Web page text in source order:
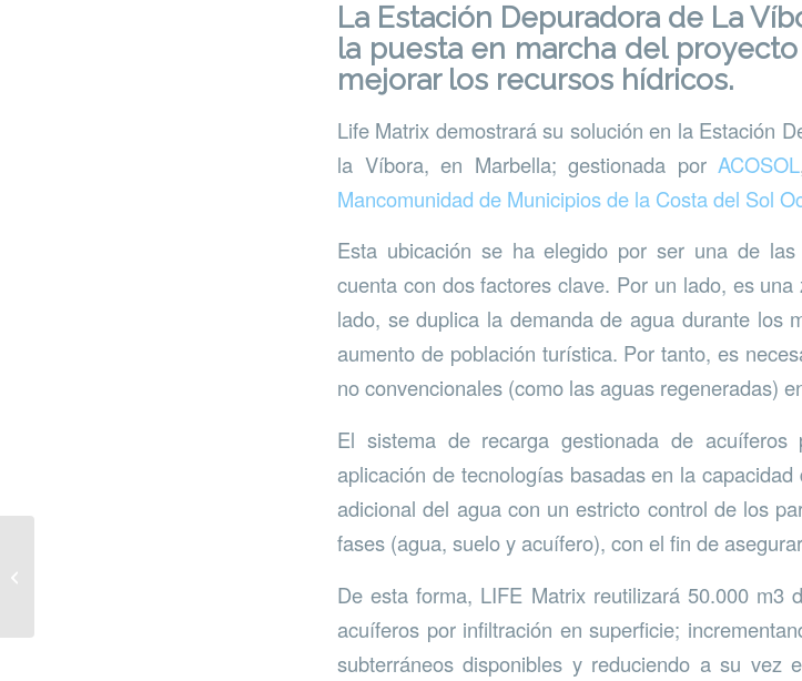
La Estación Depuradora de La
la puesta en marcha del
mejorar los recursos hídricos.
Life Matrix demostrará su solución en la Estación
la Víbora, en Marbella; gestionada porACOSOL
Mancomunidad de Municipios de la Costa del Sol
Esta ubicación se ha elegido por ser una de
cuenta con dos factores clave. Por un lado, es
lado, se duplica la demanda de agua durante los
aumento de población turística. Por tanto, es
no convencionales (como las aguas regeneradas)
El sistema de recarga gestionada de
aplicación de tecnologías basadas en la
adicional del agua con un estricto control de los
fases (agua, suelo y acuífero), con el fin de
De esta forma, LIFE Matrix reutilizará 50.000 m3
acuíferos por infiltración en superficie;
subterráneos disponibles y reduciendo a su vez